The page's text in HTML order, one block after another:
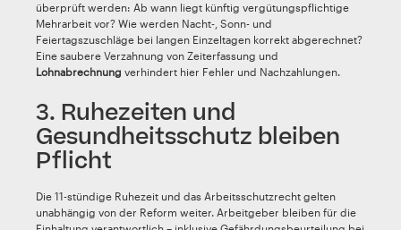
überprüft werden: Ab wann liegt künftig vergütungspflichtige
Mehrarbeit vor? Wie werden Nacht-, Sonn- und
Feiertagszuschläge bei langen Einzeltagen korrekt abgerechnet?
Eine saubere Verzahnung von Zeiterfassung und
Lohnabrechnung verhindert hier Fehler und Nachzahlungen.
3. Ruhezeiten und
Gesundheitsschutz bleiben
Pflicht
Die 11-stündige Ruhezeit und das Arbeitsschutzrecht gelten
unabhängig von der Reform weiter. Arbeitgeber bleiben für die